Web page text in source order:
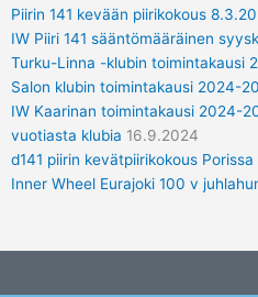
Piirin 141 kevään piirikokous
IW Piiri 141 sääntömääräinen
Turku-Linna -klubin toimintakausi
Salon klubin toimintakausi 2024-
IW Kaarinan toimintakausi 2024-
vuotiasta klubia 16.9.2024
d141 piirin kevätpiirikokous
Inner Wheel Eurajoki 100 v